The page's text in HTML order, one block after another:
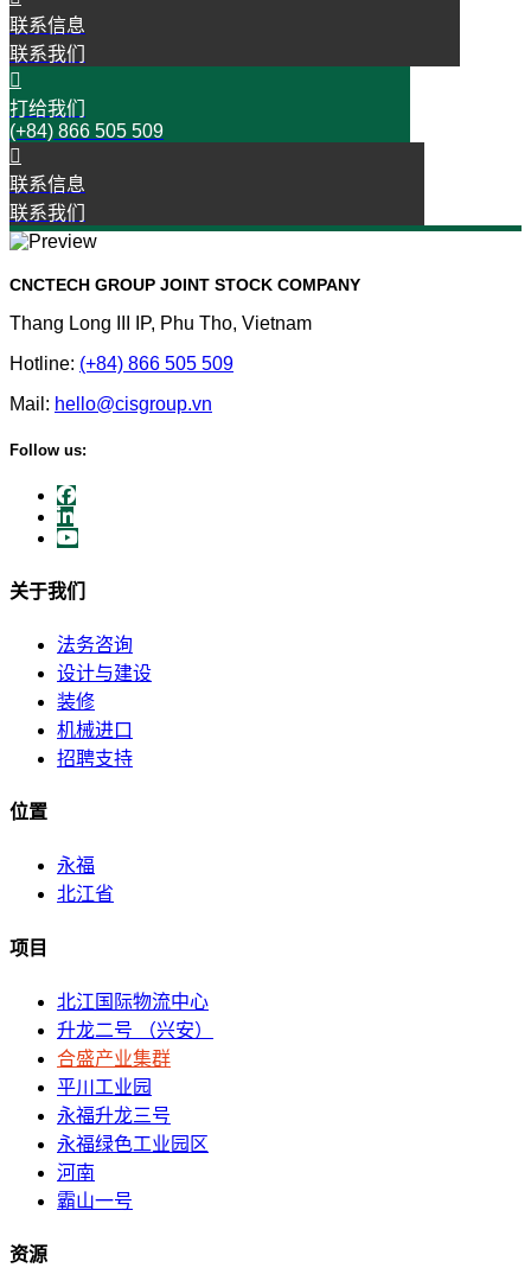
联系信息
联系我们
打给我们
(+84) 866 505 509
联系信息
联系我们
CNCTECH GROUP JOINT STOCK COMPANY
Thang Long III IP, Phu Tho, Vietnam
Hotline: (+84) 866 505 509
Mail: hello@cisgroup.vn
Follow us:
关于我们
法务咨询
设计与建设
装修
机械进口
招聘支持
位置
永福
北江省
项目
北江国际物流中心
升龙二号 （兴安）
合盛产业集群
平川工业园
永福升龙三号
永福绿色工业园区
河南
霸山一号
资源